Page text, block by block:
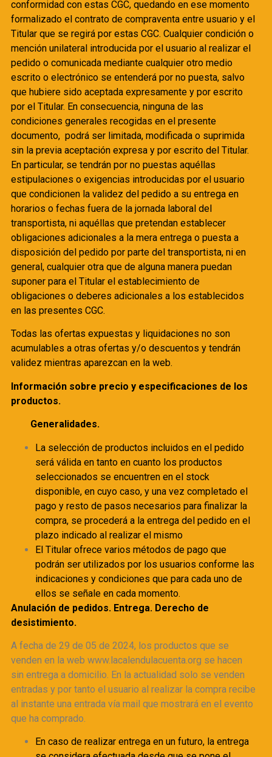
conformidad con estas CGC, quedando en ese momento
formalizado el contrato de compraventa entre usuario y el
Titular que se regirá por estas CGC. Cualquier condición o
mención unilateral introducida por el usuario al realizar el
pedido o comunicada mediante cualquier otro medio
escrito o electrónico se entenderá por no puesta, salvo
que hubiere sido aceptada expresamente y por escrito
por el Titular. En consecuencia, ninguna de las
condiciones generales recogidas en el presente
documento, podrá ser limitada, modificada o suprimida
sin la previa aceptación expresa y por escrito del Titular.
En particular, se tendrán por no puestas aquéllas
estipulaciones o exigencias introducidas por el usuario
que condicionen la validez del pedido a su entrega en
horarios o fechas fuera de la jornada laboral del
transportista, ni aquéllas que pretendan establecer
obligaciones adicionales a la mera entrega o puesta a
disposición del pedido por parte del transportista, ni en
general, cualquier otra que de alguna manera puedan
suponer para el Titular el establecimiento de
obligaciones o deberes adicionales a los establecidos
en las presentes CGC.
Todas las ofertas expuestas y liquidaciones no son
acumulables a otras ofertas y/o descuentos y tendrán
validez mientras aparezcan en la web.
Información sobre precio y especificaciones de los
productos.
Generalidades.
La selección de productos incluidos en el pedido
será válida en tanto en cuanto los productos
seleccionados se encuentren en el stock
disponible, en cuyo caso, y una vez completado el
pago y resto de pasos necesarios para finalizar la
compra, se procederá a la entrega del pedido en el
plazo indicado al realizar el mismo
El Titular ofrece varios métodos de pago que
podrán ser utilizados por los usuarios conforme las
indicaciones y condiciones que para cada uno de
ellos se señale en cada momento.
Anulación de pedidos. Entrega. Derecho de
desistimiento.
A fecha de 29 de 05 de 2024, los productos que se
venden en la web www.lacalendulacuenta.org se hacen
sin entrega a domicilio. En la actualidad solo se venden
entradas y por tanto el usuario al realizar la compra recibe
al instante una entrada vía mail que mostrará en el evento
que ha comprado.
En caso de realizar entrega en un futuro, la entrega